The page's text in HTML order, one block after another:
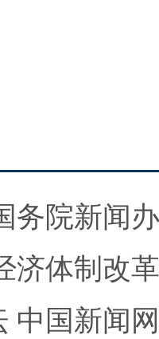
务院新闻
济体制改
中国新闻网